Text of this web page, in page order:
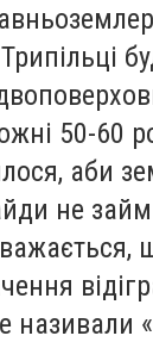
50-60
аби
не
називали